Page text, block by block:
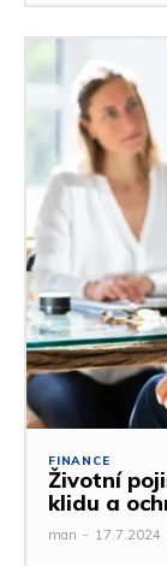
FINANCE
Životní
klidu a
man - 17.7.2024